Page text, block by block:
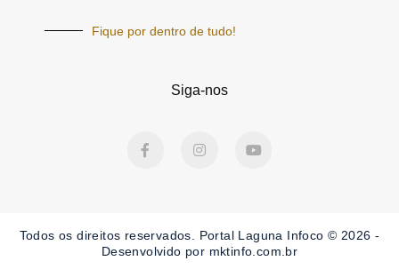
Fique por dentro de tudo!
Siga-nos
a
k
-
n
a
m
o
Todos os direitos reservados. Portal Laguna Infoco © 2026 -
Desenvolvido por mktinfo.com.br